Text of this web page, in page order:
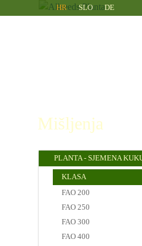
HR SLO DE
Allseeds
Mišljenja
PLANTA - SJEMENA
KLASA
FAO 200
FAO 250
FAO 300
FAO 400